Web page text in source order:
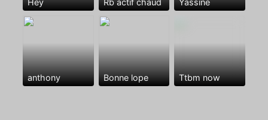
Hey Rb actif chaud Yassine
anthony Bonne lope Ttbm now